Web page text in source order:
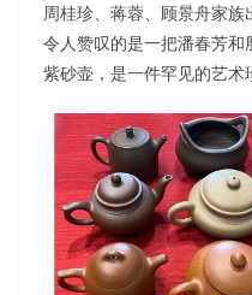
周桂珍、蒋蓉、顾景舟家
令人赞叹的是一把潘春芳
紫砂壶，是一件罕见的艺术